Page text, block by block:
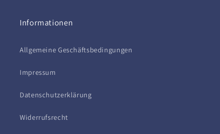
Informationen
Allgemeine Geschäftsbedingungen
Impressum
Datenschutzerklärung
Widerrufsrecht